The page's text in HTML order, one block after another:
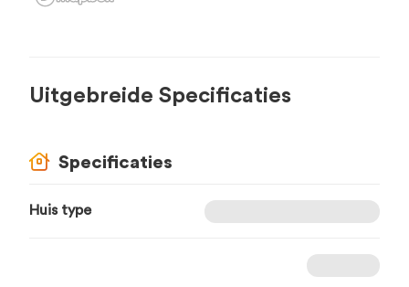
Uitgebreide Specificaties
Specificaties
Huis type